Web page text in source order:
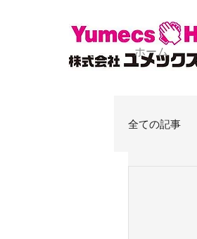
ホーム
全ての記事